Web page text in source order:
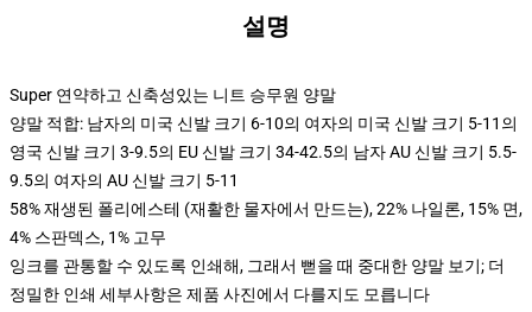
설명
Super 연약하고 신축성있는 니트 승무원 양말
양말 적합: 남자의 미국 신발 크기 6-10의 여자의 미국 신발 크기 5-11의
영국 신발 크기 3-9.5의 EU 신발 크기 34-42.5의 남자 AU 신발 크기 5.5-
9.5의 여자의 AU 신발 크기 5-11
58% 재생된 폴리에스테 (재활한 물자에서 만드는), 22% 나일론, 15% 면,
4% 스판덱스, 1% 고무
잉크를 관통할 수 있도록 인쇄해, 그래서 뻗을 때 중대한 양말 보기; 더
정밀한 인쇄 세부사항은 제품 사진에서 다를지도 모릅니다